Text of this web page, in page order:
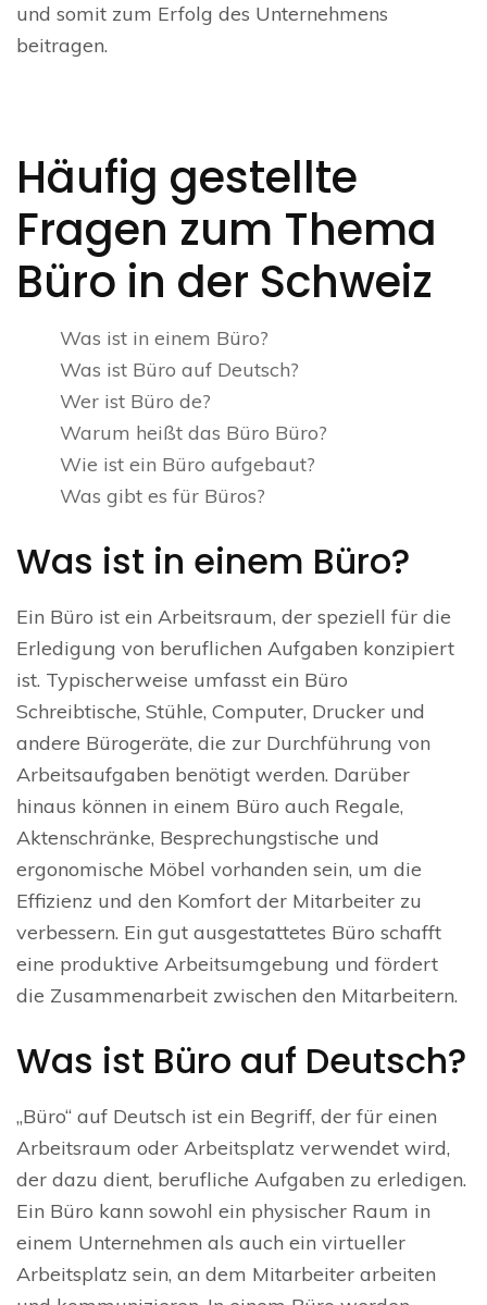
und somit zum Erfolg des Unternehmens
beitragen.
Häufig gestellte
Fragen zum Thema
Büro in der Schweiz
Was ist in einem Büro?
Was ist Büro auf Deutsch?
Wer ist Büro de?
Warum heißt das Büro Büro?
Wie ist ein Büro aufgebaut?
Was gibt es für Büros?
Was ist in einem Büro?
Ein Büro ist ein Arbeitsraum, der speziell für die
Erledigung von beruflichen Aufgaben konzipiert
ist. Typischerweise umfasst ein Büro
Schreibtische, Stühle, Computer, Drucker und
andere Bürogeräte, die zur Durchführung von
Arbeitsaufgaben benötigt werden. Darüber
hinaus können in einem Büro auch Regale,
Aktenschränke, Besprechungstische und
ergonomische Möbel vorhanden sein, um die
Effizienz und den Komfort der Mitarbeiter zu
verbessern. Ein gut ausgestattetes Büro schafft
eine produktive Arbeitsumgebung und fördert
die Zusammenarbeit zwischen den Mitarbeitern.
Was ist Büro auf Deutsch?
„Büro“ auf Deutsch ist ein Begriff, der für einen
Arbeitsraum oder Arbeitsplatz verwendet wird,
der dazu dient, berufliche Aufgaben zu erledigen.
Ein Büro kann sowohl ein physischer Raum in
einem Unternehmen als auch ein virtueller
Arbeitsplatz sein, an dem Mitarbeiter arbeiten